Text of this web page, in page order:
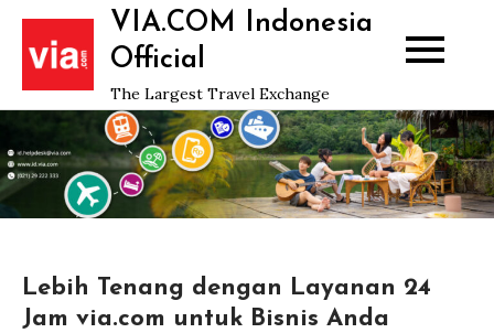
Skip
content
VIA.COM Indonesia
Official
The Largest Travel Exchange
Lebih Tenang dengan Layanan 24
Jam via.com untuk Bisnis Anda